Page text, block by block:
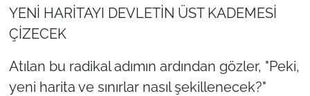
YENİ HARİTAYI DEVLETİN ÜST KADEMESİ
ÇİZECEK
Atılan bu radikal adımın ardından gözler, "Peki,
yeni harita ve sınırlar nasıl şekillenecek?"